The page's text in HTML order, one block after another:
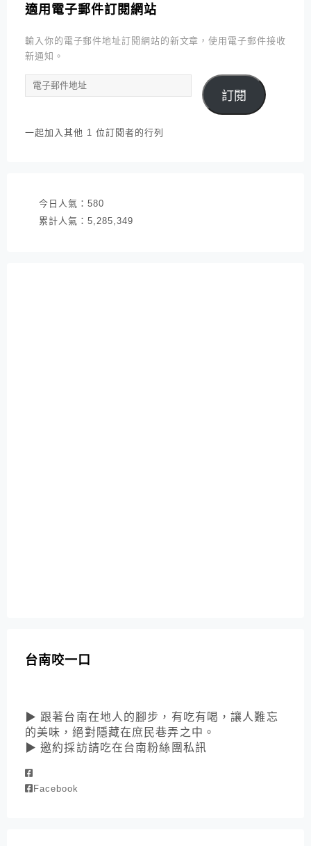
適用電子郵件訂閱網站
輸入你的電子郵件地址訂閱網站的新文章，使用電子郵件接收
新通知。
電
子
件
訂閱
一起加入其他 1 位訂閱者的行列
今日人氣： 580
累計人氣： 5,285,349
台南咬一口
▶ 跟著台南在地人的腳步，有吃有喝，讓人難忘
的美味，絕對隱藏在庶民巷弄之中。
▶ 邀約採訪請吃在台南粉絲團私訊
Facebook